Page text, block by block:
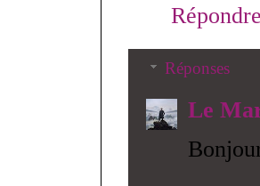
Réponses
Le